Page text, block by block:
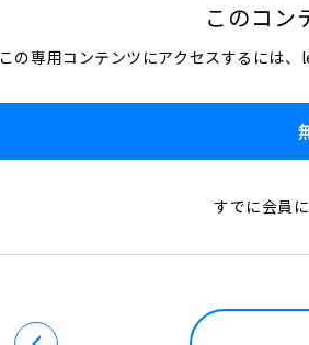
このコン
この専用コンテンツにアクセスするには
すでに会員